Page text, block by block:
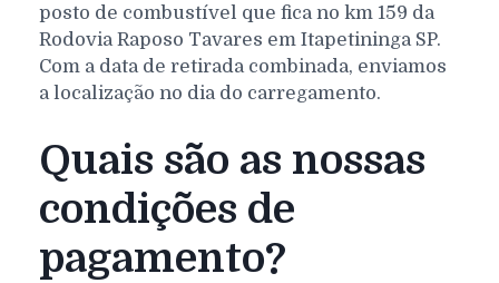
posto de combustível que fica no km 159 da
Rodovia Raposo Tavares em Itapetininga SP.
Com a data de retirada combinada, enviamos
a localização no dia do carregamento.
Quais são as nossas
condições de
pagamento?